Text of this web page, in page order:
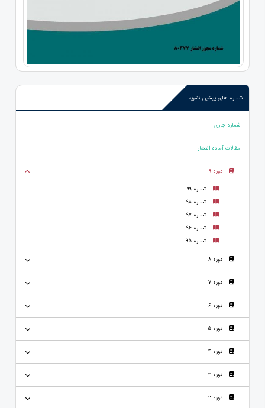
شماره های پیشین نشریه
شماره جاری
مقالات آماده انتشار
دوره 9
شماره 99
شماره 98
شماره 97
شماره 96
شماره 95
دوره 8
دوره 7
دوره 6
دوره 5
دوره 4
دوره 3
دوره 2